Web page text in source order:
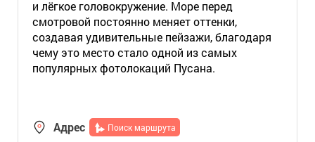
и лёгкое головокружение. Море перед
смотровой постоянно меняет оттенки,
создавая удивительные пейзажи, благодаря
чему это место стало одной из самых
популярных фотолокаций Пусана.
Адрес Поиск маршрута